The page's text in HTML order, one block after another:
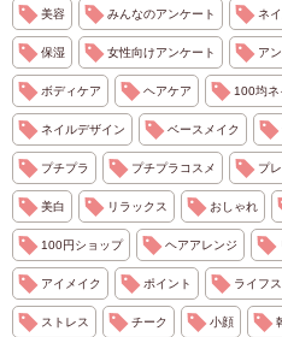
美容 みんなのアンケート ネ
保湿 女性向けアンケート ア
ボディケア ヘアケア 100均ネ
ネイルデザイン ベースメイク
プチプラ プチプラコスメ プ
美白 リラックス おしゃれ
100円ショップ ヘアアレンジ
アイメイク ポイント ライフ
ストレス チーク 小顔